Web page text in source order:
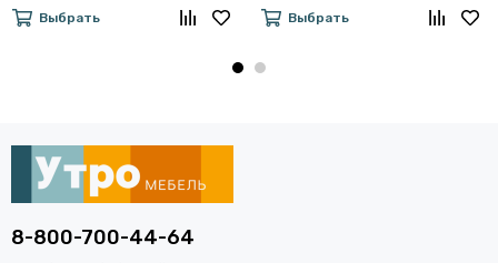
Выбрать Выбрать
8-800-700-44-64